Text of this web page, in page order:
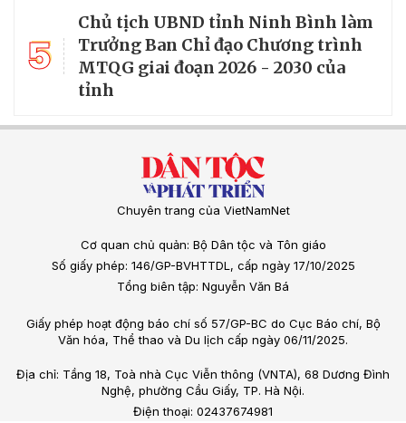
5
Chủ tịch UBND tỉnh Ninh Bình làm
Trưởng Ban Chỉ đạo Chương trình
MTQG giai đoạn 2026 - 2030 của
tỉnh
Chuyên trang của VietNamNet
Cơ quan chủ quản: Bộ Dân tộc và Tôn giáo
Số giấy phép: 146/GP-BVHTTDL, cấp ngày 17/10/2025
Tổng biên tập: Nguyễn Văn Bá
Giấy phép hoạt động báo chí số 57/GP-BC do Cục Báo chí, Bộ
Văn hóa, Thể thao và Du lịch cấp ngày 06/11/2025.
Địa chỉ: Tầng 18, Toà nhà Cục Viễn thông (VNTA), 68 Dương Đình
Nghệ, phường Cầu Giấy, TP. Hà Nội.
Điện thoại: 02437674981